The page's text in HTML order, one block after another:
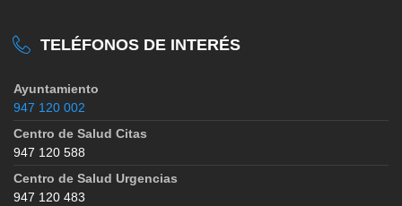
TELÉFONOS DE INTERÉS
Ayuntamiento
947 120 002
Centro de Salud Citas
947 120 588
Centro de Salud Urgencias
947 120 483